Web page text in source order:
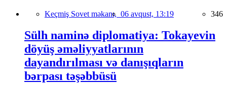
Keçmiş Sovet məkanı, 06 avqust, 13:19 346
Sülh naminə diplomatiya: Tokayevin
döyüş əməliyyatlarının
dayandırılması və danışıqların
bərpası təşəbbüsü